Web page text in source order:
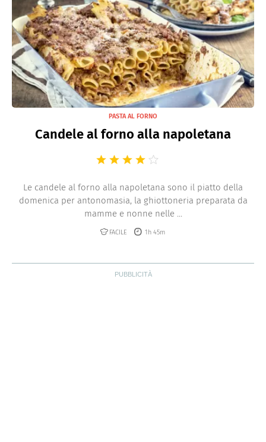
PASTA AL FORNO
Candele al forno alla napoletana
Le candele al forno alla napoletana sono il piatto della
domenica per antonomasia, la ghiottoneria preparata da
mamme e nonne nelle ...
FACILE 1h 45m